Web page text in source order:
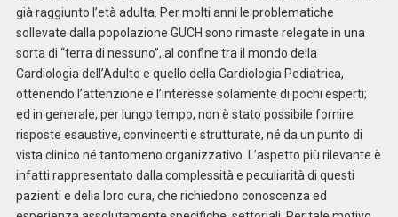
già raggiunto l’età adulta. Per molti anni le problematiche
sollevate dalla popolazione GUCH sono rimaste relegate in una
sorta di “terra di nessuno”, al confine tra il mondo della
Cardiologia dell’Adulto e quello della Cardiologia Pediatrica,
ottenendo l’attenzione e l’interesse solamente di pochi esperti;
ed in generale, per lungo tempo, non è stato possibile fornire
risposte esaustive, convincenti e strutturate, né da un punto di
vista clinico né tantomeno organizzativo. L’aspetto più rilevante è
infatti rappresentato dalla complessità e peculiarità di questi
pazienti e della loro cura, che richiedono conoscenza ed